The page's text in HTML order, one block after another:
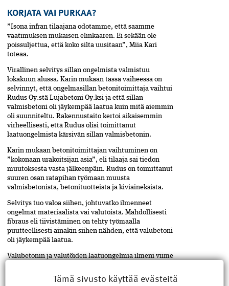
KORJATA VAI PURKAA?
”Isona infran tilaajana odotamme, että saamme
vaatimuksen mukaisen elinkaaren. Ei sekään ole
poissuljettua, että koko silta uusitaan”, Miia Kari
toteaa.
Virallinen selvitys sillan ongelmista valmistuu
lokakuun alussa. Karin mukaan tässä vaiheessa on
selvinnyt, että ongelmasillan betonitoimittaja vaihtui
Rudus Oy:stä Lujabetoni Oy:ksi ja että sillan
valmisbetoni oli jäykempää laatua kuin mitä aiemmin
oli suunniteltu. Rakennustaito kertoi aikaisemmin
virheellisesti, että Rudus olisi toimittanut
laatuongelmista kärsivän sillan valmisbetonin.
Karin mukaan betonitoimittajan vaihtuminen on
”kokonaan urakoitsijan asia”, eli tilaaja sai tiedon
muutoksesta vasta jälkeenpäin. Rudus on toimittanut
suuren osan ratapihan työmaan muusta
valmisbetonista, betonituotteista ja kiviaineksista.
Selvitys tuo valoa siihen, johtuvatko ilmenneet
ongelmat materiaalista vai valutöistä. Mahdollisesti
fibraus eli tiivistäminen on tehty työmaalla
puutteellisesti ainakin siihen nähden, että valubetoni
oli jäykempää laatua.
Valubetonin ja valutöiden laatuongelmia ilmeni viime
tapausten jälkeen sekä betoniteollisuuden yhtiöt että
Väylävirasto aloittivat voimakkaat korjaustoimet, joilla
Tämä sivusto käyttää evästeitä